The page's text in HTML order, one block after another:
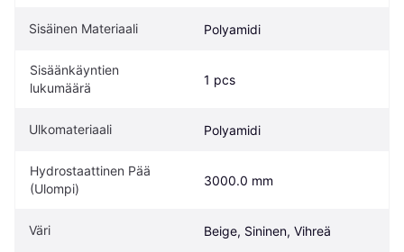
Sisäinen Materiaali Polyamidi
Sisäänkäyntien
lukumäärä
1 pcs
Ulkomateriaali Polyamidi
Hydrostaattinen Pää
(Ulompi)
3000.0 mm
Väri Beige, Sininen, Vihreä